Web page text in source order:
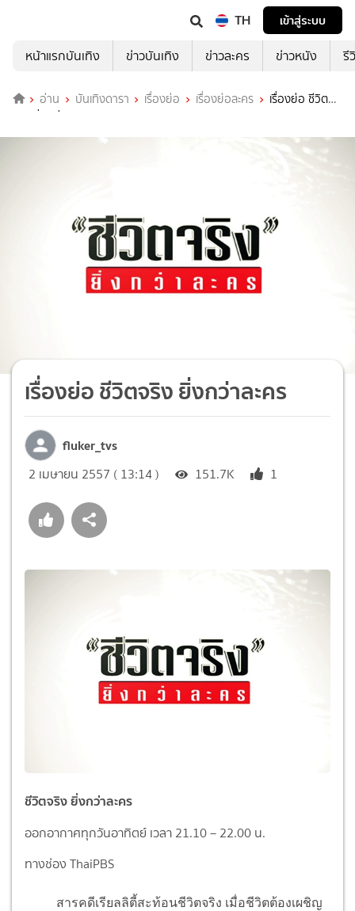
TH
เข้าสู่ระบบ
หน้าแรกบันเทิง
ข่าวบันเทิง ข่าวละคร ข่าวหนัง รี
อ่าน บันเทิงดารา เรื่องย่อ เรื่องย่อละคร
เรื่องย่อ ชีวิต
จริง ยิ่งกว่าละคร
เรื่องย่อ ชีวิตจริง ยิ่งกว่าละคร
fluker_tvs
2 เมษายน 2557 ( 13:14 ) 151.7K 1
ชีวิตจริง ยิ่งกว่าละคร
ออกอากาศทุกวันอาทิตย์ เวลา 21.10 – 22.00 น.
ทางช่อง ThaiPBS
สารคดีเรียลลิตี้สะท้อนชีวิตจริง เมื่อชีวิตต้องเผชิญ